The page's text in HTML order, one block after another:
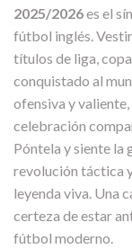
2025/2026es el
fútbol inglés.
títulos de liga,
conquistado al
ofensiva y
celebración
Póntela y siente la
revolución táctica
leyenda viva. Una
certeza de estar
fútbol moderno.